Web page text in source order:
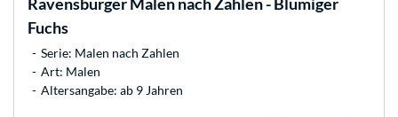
Fuchs
Serie: Malen nach Zahlen
Art: Malen
Altersangabe: ab 9 Jahren